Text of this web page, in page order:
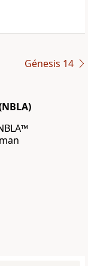
Génesis 14